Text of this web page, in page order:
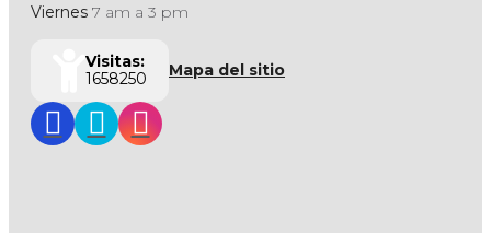
Viernes 7 am a 3 pm
Visitas:
1658250
Mapa del sitio